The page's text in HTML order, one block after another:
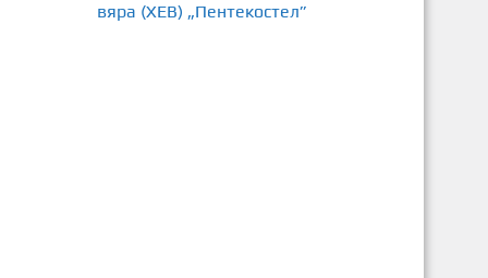
вяра (ХЕВ) „Пентекостел”